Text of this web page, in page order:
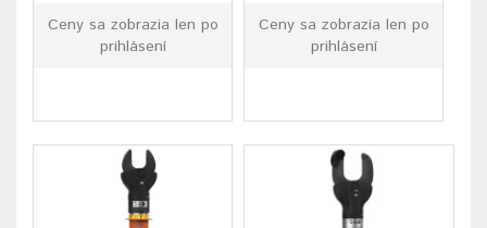
Ceny sa zobrazia len po
prihlásení
Ceny sa zobrazia len po
prihlásení